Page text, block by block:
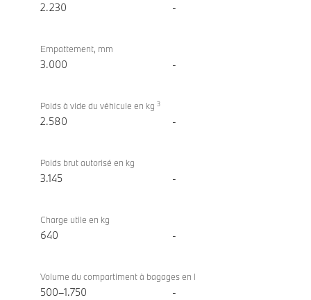
2.230 -
Empattement, mm
3.000 -
Poids à vide du véhicule en kg 3
2.580 -
Poids brut autorisé en kg
3.145 -
Charge utile en kg
640 -
Volume du compartiment à bagages en l
500–1.750 -